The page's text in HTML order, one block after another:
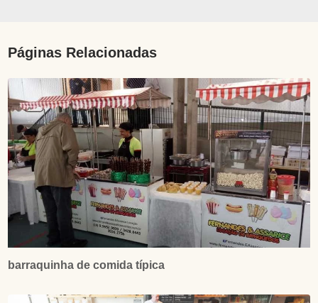
Páginas Relacionadas
barraquinha de comida típica